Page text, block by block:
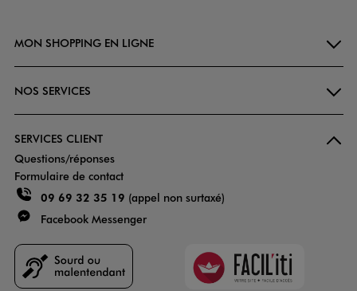
MON SHOPPING EN LIGNE
NOS SERVICES
SERVICES CLIENT
Questions/réponses
Formulaire de contact
09 69 32 35 19 (appel non surtaxé)
Facebook Messenger
Faciliti